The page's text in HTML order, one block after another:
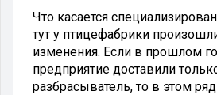
Что касается
тут у птицефабрики
изменения. Если в прошлом
предприятие доставили
разбрасыватель, то в этом